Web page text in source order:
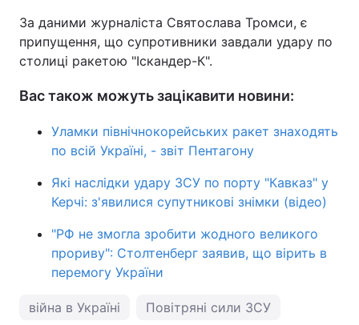
За даними журналіста Святослава Тромси, є
припущення, що супротивники завдали удару по
столиці ракетою "Іскандер-К".
Вас також можуть зацікавити новини:
Уламки північнокорейських ракет знаходять
по всій Україні, - звіт Пентагону
Які наслідки удару ЗСУ по порту "Кавказ" у
Керчі: з'явилися супутникові знімки (відео)
"РФ не змогла зробити жодного великого
прориву": Столтенберг заявив, що вірить в
перемогу України
війна в Україні Повітряні сили ЗСУ